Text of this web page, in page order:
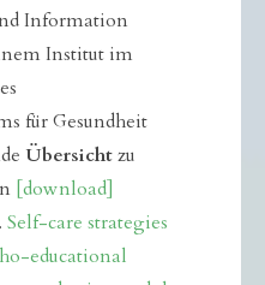
Information
Institut im
für Gesundheit
Übersichtzu
[download]
Self-care strategies
educational